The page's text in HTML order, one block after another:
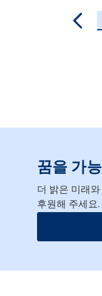
꿈을 가
더 밝은 미래
후원해 주세요.